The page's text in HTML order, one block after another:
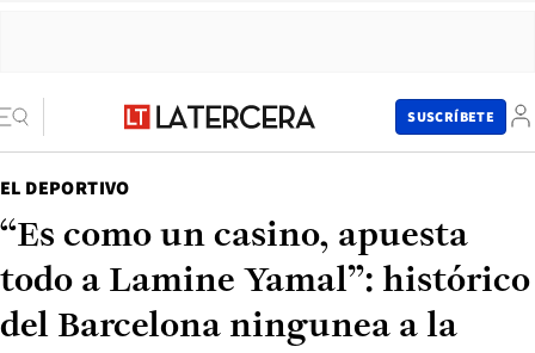
SUSCRÍBETE
EL DEPORTIVO
“Es como un casino, apuesta
todo a Lamine Yamal”: histórico
del Barcelona ningunea a la